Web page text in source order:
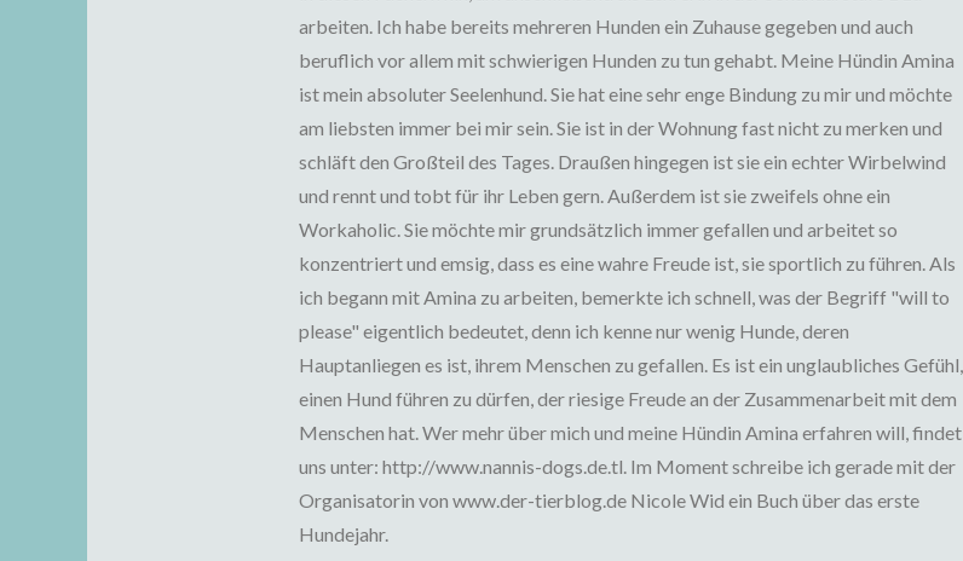
arbeiten. Ich habe bereits mehreren Hunden ein Zuhause gegeben und auch
beruflich vor allem mit schwierigen Hunden zu tun gehabt. Meine Hündin Amina
ist mein absoluter Seelenhund. Sie hat eine sehr enge Bindung zu mir und möchte
am liebsten immer bei mir sein. Sie ist in der Wohnung fast nicht zu merken und
schläft den Großteil des Tages. Draußen hingegen ist sie ein echter Wirbelwind
und rennt und tobt für ihr Leben gern. Außerdem ist sie zweifels ohne ein
Workaholic. Sie möchte mir grundsätzlich immer gefallen und arbeitet so
konzentriert und emsig, dass es eine wahre Freude ist, sie sportlich zu führen. Als
ich begann mit Amina zu arbeiten, bemerkte ich schnell, was der Begriff "will to
please" eigentlich bedeutet, denn ich kenne nur wenig Hunde, deren
Hauptanliegen es ist, ihrem Menschen zu gefallen. Es ist ein unglaubliches Gefühl,
einen Hund führen zu dürfen, der riesige Freude an der Zusammenarbeit mit dem
Menschen hat. Wer mehr über mich und meine Hündin Amina erfahren will, findet
uns unter: http://www.nannis-dogs.de.tl. Im Moment schreibe ich gerade mit der
Organisatorin von www.der-tierblog.de Nicole Wid ein Buch über das erste
Hundejahr.